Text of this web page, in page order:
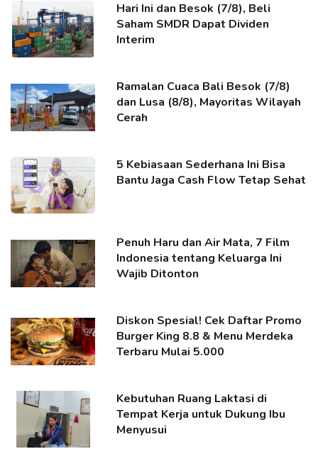
Hari Ini dan Besok (7/8), Beli
Saham SMDR Dapat Dividen
Interim
Ramalan Cuaca Bali Besok (7/8)
dan Lusa (8/8), Mayoritas Wilayah
Cerah
5 Kebiasaan Sederhana Ini Bisa
Bantu Jaga Cash Flow Tetap Sehat
Penuh Haru dan Air Mata, 7 Film
Indonesia tentang Keluarga Ini
Wajib Ditonton
Diskon Spesial! Cek Daftar Promo
Burger King 8.8 & Menu Merdeka
Terbaru Mulai 5.000
Kebutuhan Ruang Laktasi di
Tempat Kerja untuk Dukung Ibu
Menyusui